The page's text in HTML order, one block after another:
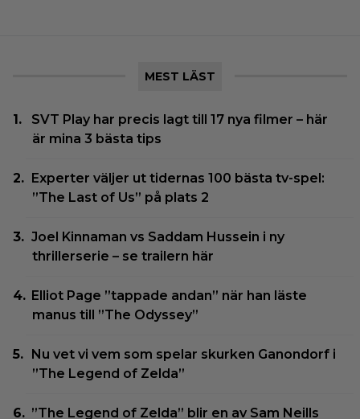
MEST LÄST
SVT Play har precis lagt till 17 nya filmer – här
är mina 3 bästa tips
Experter väljer ut tidernas 100 bästa tv-spel:
”The Last of Us” på plats 2
Joel Kinnaman vs Saddam Hussein i ny
thrillerserie – se trailern här
Elliot Page ”tappade andan” när han läste
manus till ”The Odyssey”
Nu vet vi vem som spelar skurken Ganondorf i
”The Legend of Zelda”
”The Legend of Zelda” blir en av Sam Neills